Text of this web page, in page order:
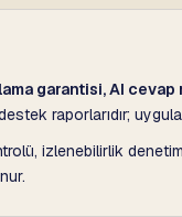
garantisi, AI
raporlarıdır;
izlenebilirlik